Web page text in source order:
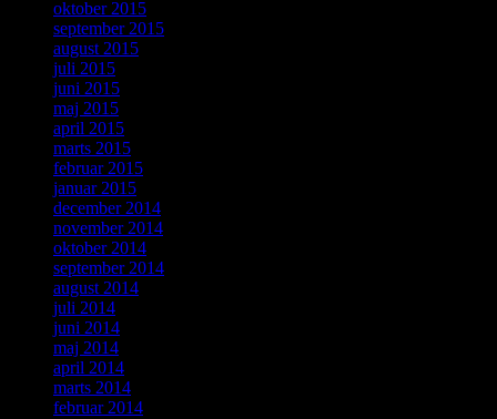
oktober 2015
september 2015
august 2015
juli 2015
juni 2015
maj 2015
april 2015
marts 2015
februar 2015
januar 2015
december 2014
november 2014
oktober 2014
september 2014
august 2014
juli 2014
juni 2014
maj 2014
april 2014
marts 2014
februar 2014